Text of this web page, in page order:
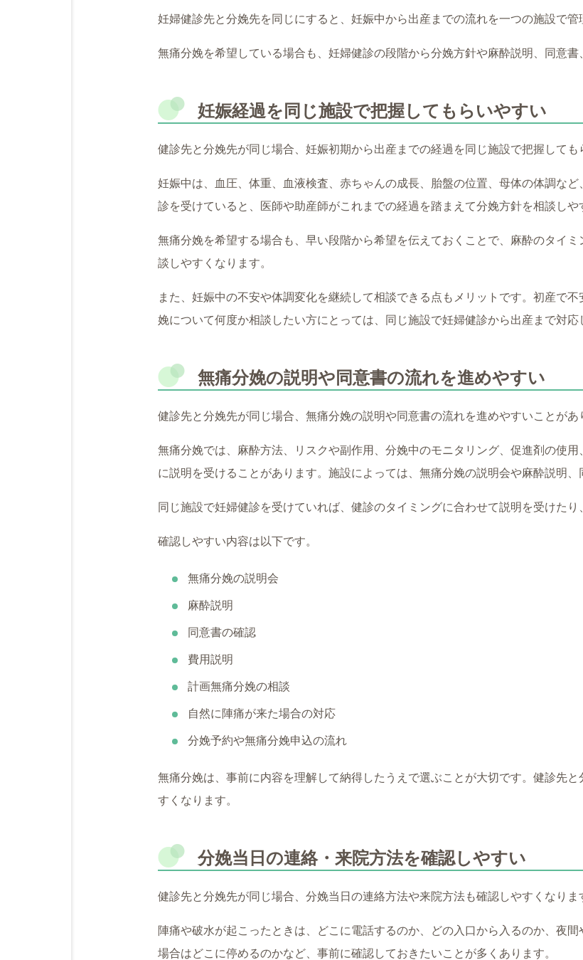
妊婦健診先と分娩先を同じにすると、妊娠中から出産までの流れを一つの施設で管
無痛分娩を希望している場合も、妊婦健診の段階から分娩方針や麻酔説明、同意
妊娠経過を同じ施設で把握してもらいやすい
健診先と分娩先が同じ場合、妊娠初期から出産までの経過を同じ施設で把握しても
妊娠中は、血圧、体重、血液検査、赤ちゃんの成長、胎盤の位置、母体の体調な
診を受けていると、医師や助産師がこれまでの経過を踏まえて分娩方針を相談しや
無痛分娩を希望する場合も、早い段階から希望を伝えておくことで、麻酔のタイ
談しやすくなります。
また、妊娠中の不安や体調変化を継続して相談できる点もメリットです。初産で
娩について何度か相談したい方にとっては、同じ施設で妊婦健診から出産まで対応
無痛分娩の説明や同意書の流れを進めやすい
健診先と分娩先が同じ場合、無痛分娩の説明や同意書の流れを進めやすいことがあ
無痛分娩では、麻酔方法、リスクや副作用、分娩中のモニタリング、促進剤の使
に説明を受けることがあります。施設によっては、無痛分娩の説明会や麻酔説明、
同じ施設で妊婦健診を受けていれば、健診のタイミングに合わせて説明を受けたり
確認しやすい内容は以下です。
無痛分娩の説明会
麻酔説明
同意書の確認
費用説明
計画無痛分娩の相談
自然に陣痛が来た場合の対応
分娩予約や無痛分娩申込の流れ
無痛分娩は、事前に内容を理解して納得したうえで選ぶことが大切です。健診先
すくなります。
分娩当日の連絡・来院方法を確認しやすい
健診先と分娩先が同じ場合、分娩当日の連絡方法や来院方法も確認しやすくなりま
陣痛や破水が起こったときは、どこに電話するのか、どの入口から入るのか、夜
場合はどこに停めるのかなど、事前に確認しておきたいことが多くあります。